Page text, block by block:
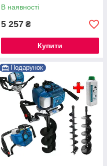
В наявності
5 257 ₴
Купити
Подарунок